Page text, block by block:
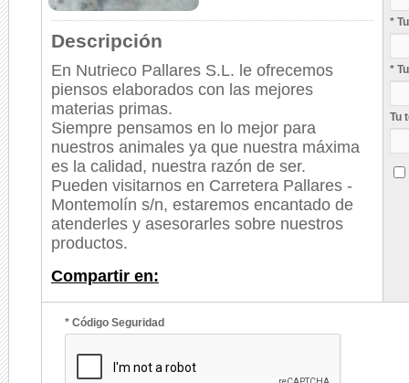
Descripción
En Nutrieco Pallares S.L. le ofrecemos
piensos elaborados con las mejores
materias primas.
Siempre pensamos en lo mejor para
nuestros animales ya que nuestra máxima
es la calidad, nuestra razón de ser.
Pueden visitarnos en Carretera Pallares -
Montemolín s/n, estaremos encantado de
atenderles y asesorarles sobre nuestros
productos.
Compartir en:
*
*
Tu
* Código Seguridad